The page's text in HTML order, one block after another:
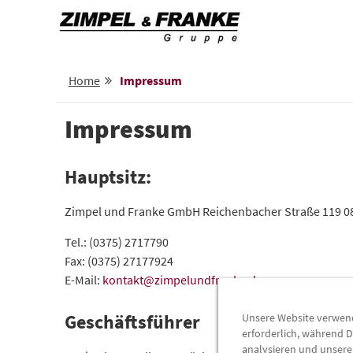
Home Impressum
Impressum
Hauptsitz:
Zimpel und Franke GmbH Reichenbacher Straße 119
Tel.: (0375) 2717790
Fax: (0375) 27177924
E-Mail: kontakt@zimpelundfranke.de
Geschäftsführer
Unsere Website
erforderlich, während
analysieren und